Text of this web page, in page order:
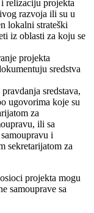
relizaciju projekta
razvoja ili su u
lokalni strateški
iz oblasti za koju se
projekta
sredstva
sredstava,
ugovorima koje su
za
ili sa
i
sekretarijatom za
projekta mogu
samouprave sa